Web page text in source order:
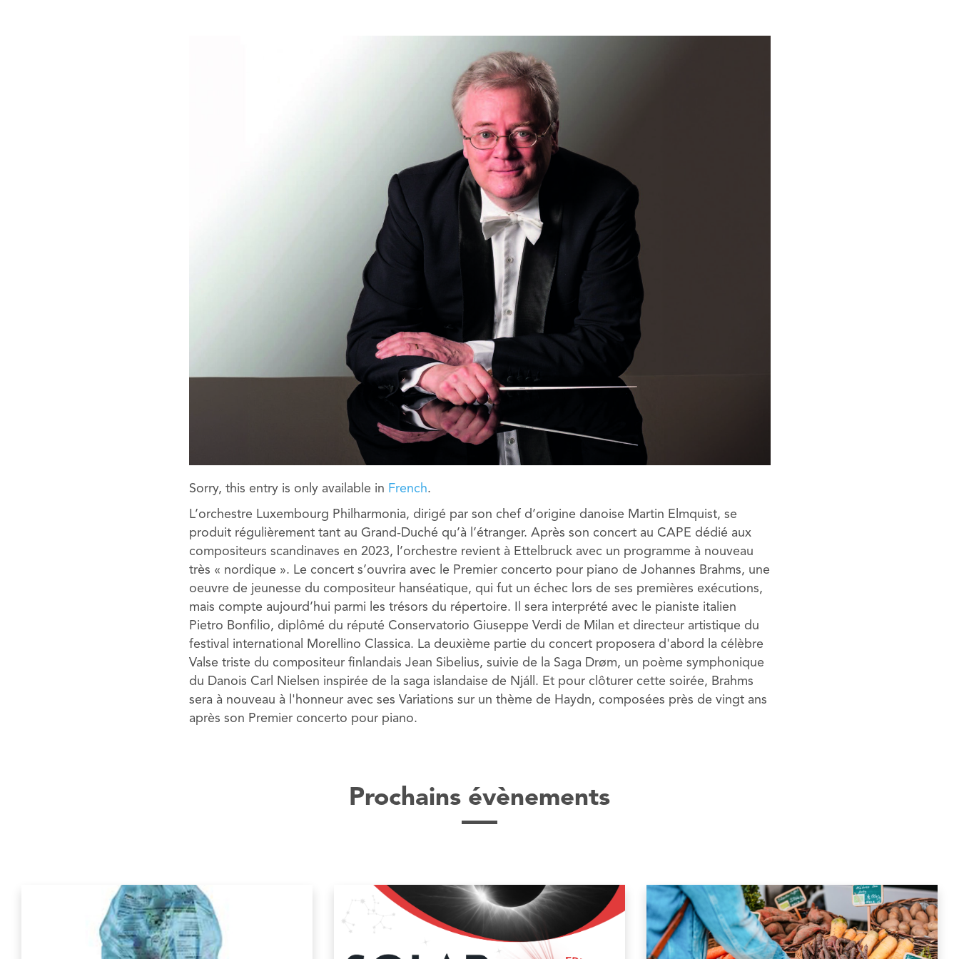
Sorry, this entry is only available in French.
L’orchestre Luxembourg Philharmonia, dirigé par son chef d’origine danoise Martin Elmquist, se
produit régulièrement tant au Grand-Duché qu’à l’étranger. Après son concert au CAPE dédié aux
compositeurs scandinaves en 2023, l’orchestre revient à Ettelbruck avec un programme à nouveau
très « nordique ». Le concert s’ouvrira avec le Premier concerto pour piano de Johannes Brahms, une
oeuvre de jeunesse du compositeur hanséatique, qui fut un échec lors de ses premières exécutions,
mais compte aujourd’hui parmi les trésors du répertoire. Il sera interprété avec le pianiste italien
Pietro Bonfilio, diplômé du réputé Conservatorio Giuseppe Verdi de Milan et directeur artistique du
festival international Morellino Classica. La deuxième partie du concert proposera d'abord la célèbre
Valse triste du compositeur finlandais Jean Sibelius, suivie de la Saga Drøm, un poème symphonique
du Danois Carl Nielsen inspirée de la saga islandaise de Njáll. Et pour clôturer cette soirée, Brahms
sera à nouveau à l'honneur avec ses Variations sur un thème de Haydn, composées près de vingt ans
après son Premier concerto pour piano.
Prochains évènements